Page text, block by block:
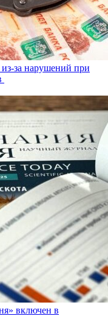
за нарушений при
включен в